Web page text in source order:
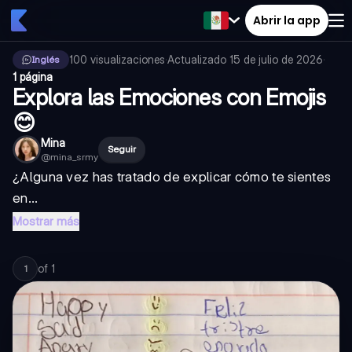
Abrir la app
Inglés 100 visualizaciones·Actualizado 15 de julio de 2026·
1 página
Explora las Emociones con Emojis
😊
Mina
@mina_srmy
Seguir
¿Alguna vez has tratado de explicar cómo te sientes
en...
Mostrar más
1 of 1